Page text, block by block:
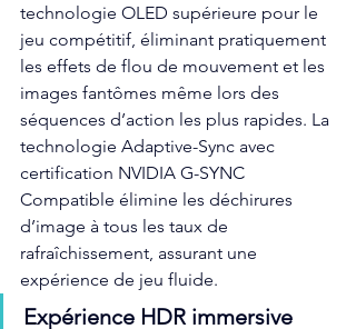
technologie OLED supérieure pour le
jeu compétitif, éliminant pratiquement
les effets de flou de mouvement et les
images fantômes même lors des
séquences d’action les plus rapides. La
technologie Adaptive-Sync avec
certification NVIDIA G-SYNC
Compatible élimine les déchirures
d’image à tous les taux de
rafraîchissement, assurant une
expérience de jeu fluide.
Expérience HDR immersive